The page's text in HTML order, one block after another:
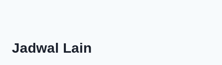
Jadwal Lain